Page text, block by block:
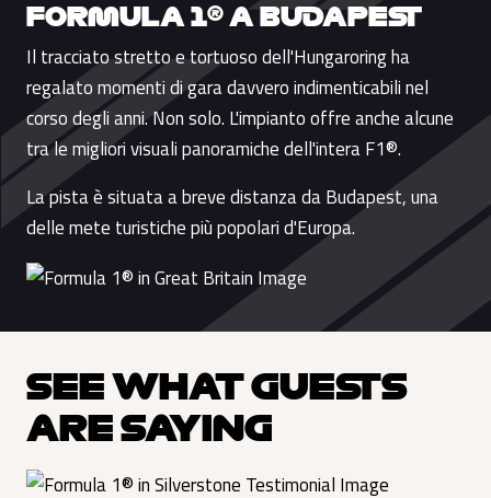
FORMULA 1® A BUDAPEST
Il tracciato stretto e tortuoso dell'Hungaroring ha
regalato momenti di gara davvero indimenticabili nel
corso degli anni. Non solo. L'impianto offre anche alcune
tra le migliori visuali panoramiche dell'intera F1®.
La pista è situata a breve distanza da Budapest, una
delle mete turistiche più popolari d'Europa.
SEE WHAT GUESTS
ARE SAYING